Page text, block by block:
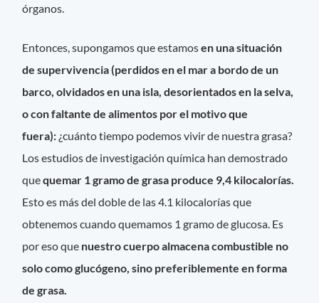
órganos.
Entonces, supongamos que estamosen una situación
de supervivencia (perdidos en el mar a bordo de un
barco, olvidados en una isla, desorientados en la selva,
o con faltante de alimentos por el motivo que
fuera): ¿cuánto tiempo podemos vivir de nuestra grasa?
Los estudios de investigación química han demostrado
quequemar 1 gramo de grasa produce 9,4 kilocalorías.
Esto es más del doble de las 4.1 kilocalorías que
obtenemos cuando quemamos 1 gramo de glucosa. Es
por eso que nuestro cuerpo almacena combustible no
solo como glucógeno, sino preferiblemente en forma
de grasa.